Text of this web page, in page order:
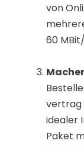
von
60
vertrag
idealer
Paket